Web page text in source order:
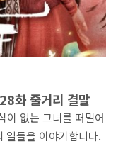
화 줄거리 결말
이 없는 그녀를 떠밀어
일들을 이야기합니다.